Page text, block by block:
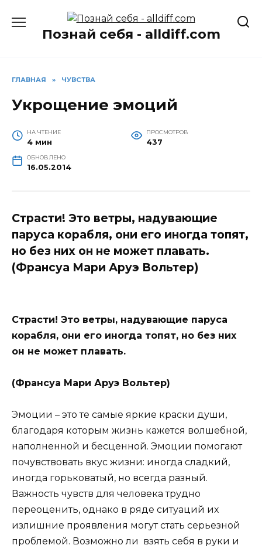
содержаниюПознай себя - alldiff.com
ГЛАВНАЯ » ЧУВСТВА
Укрощение эмоций
НА ЧТЕНИЕ
4 мин
ПРОСМОТРОВ
437
ОБНОВЛЕНО
16.05.2014
Страсти! Это ветры, надувающие
паруса корабля, они его иногда топят,
но без них он не может плавать.
(Франсуа Мари Аруэ Вольтер)
Страсти! Это ветры, надувающие паруса
корабля, они его иногда топят, но без них
он не может плавать.
(Франсуа Мари Аруэ Вольтер)
Эмоции – это те самые яркие краски души,
благодаря которым жизнь кажется волшебной,
наполненной и бесценной. Эмоции помогают
почувствовать вкус жизни: иногда сладкий,
иногда горьковатый, но всегда разный.
Важность чувств для человека трудно
переоценить, однако в ряде ситуаций их
излишние проявления могут стать серьезной
проблемой. Возможно ли взять себя в руки и